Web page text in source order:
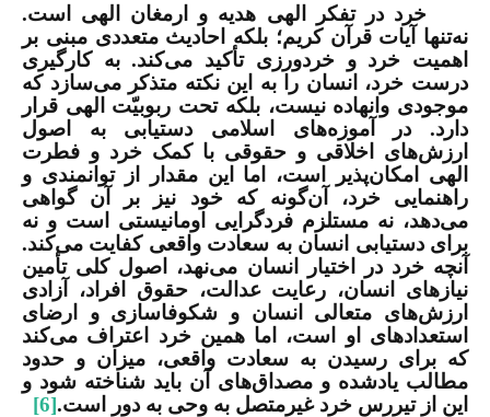
خرد در تفکر الهی هدیه و ارمغان الهی است.
نه‌تنها آیات قرآن کریم؛ بلکه احادیث متعددی مبنی بر
اهمیت خرد و خردورزی تأکید می‌کند. به کارگیری
درست خرد، انسان را به این نکته متذکر می‌سازد که
موجودی وانهاده نیست، بلکه تحت ربوبیّت الهی قرار
دارد. در آموزه‌های اسلامی دستیابی به اصول
ارزش‌های اخلاقی و حقوقی با کمک خرد و فطرت
الهی امکان‌پذیر است، اما این مقدار از توانمندی و
راهنمایی خرد، آن‌گونه که خود نیز بر آن گواهی
می‌دهد، نه مستلزم فردگرایی اومانیستی است و نه
برای دستیابی انسان به سعادت واقعی کفایت می‌کند.
آنچه خرد در اختیار انسان می‌نهد، اصول کلی تأمین
نیازهای انسان، رعایت عدالت، حقوق افراد، آزادی
ارزش‌های متعالی انسان و شکوفاسازی و ارضای
استعدادهای او است، اما همین خرد اعتراف می‌کند
که برای رسیدن به سعادت واقعی، میزان و حدود
مطالب یادشده و مصداق‌های آن باید شناخته شود و
این از تیررس خرد غیرمتصل به وحی به دور است.[6]